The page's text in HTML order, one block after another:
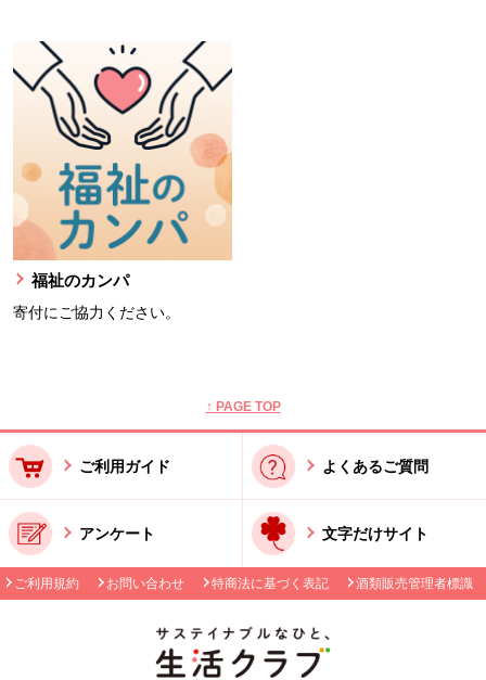
福祉のカンパ
寄付にご協力ください。
↑ PAGE TOP
ご利用ガイド よくあるご質問
アンケート 文字だけサイト
ご利用規約 お問い合わせ 特商法に基づく表記 酒類販売管理者標識